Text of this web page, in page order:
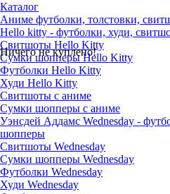
Ничего не куплено!
Каталог
Аниме футболки, толстовки,
Hello kitty - футболки, худи,
Свитшоты Hello Kitty
Сумки шопперы Hello Kitty
Футболки Hello Kitty
Худи Hello Kitty
Свитшоты с аниме
Сумки шопперы с аниме
Уэнсдей Аддамс Wednesday -
шопперы
Свитшоты Wednesday
Сумки шопперы Wednesday
Футболки Wednesday
Худи Wednesday